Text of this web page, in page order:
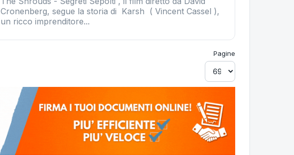
Cronenberg, segue la storia di Karsh ( Vincent Cassel ),
un ricco imprenditore...
Pagine